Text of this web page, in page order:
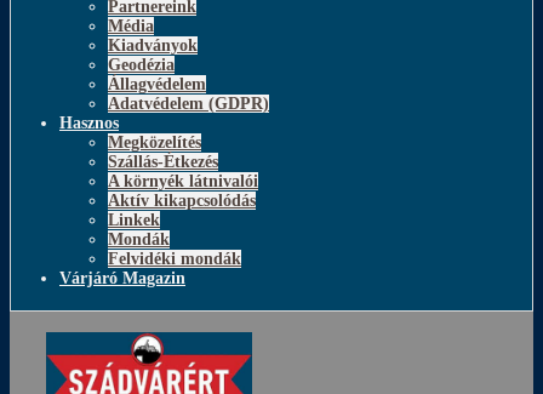
Partnereink
Média
Kiadványok
Geodézia
Állagvédelem
Adatvédelem (GDPR)
Hasznos
Megközelítés
Szállás-Étkezés
A környék látnivalói
Aktív kikapcsolódás
Linkek
Mondák
Felvidéki mondák
Várjáró Magazin